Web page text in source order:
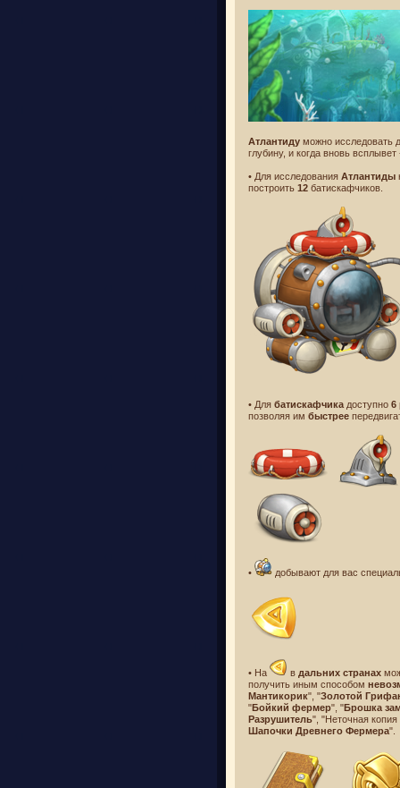
Атлантиду можно исследовать
глубину, и когда вновь
• Для исследования Атлантиды
построить 12 батискафчиков.
• Для батискафчика доступно 6
позволяя им быстрее
• добывают для вас
• На в дальних странах
получить иным способом
Мантикорик", "Золотой
"Бойкий фермер", "Брошка
Разрушитель", "Неточная копия
Шапочки Древнего Фермера".